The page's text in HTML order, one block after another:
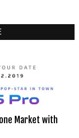
Market with